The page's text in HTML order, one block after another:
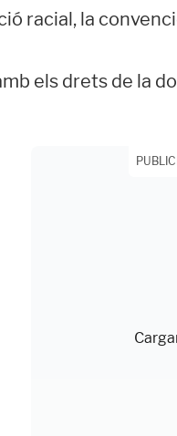
racial, la
els drets de la